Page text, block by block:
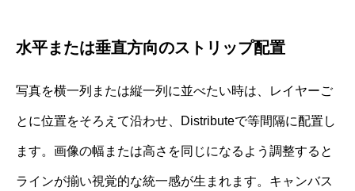
水平または垂直方向のストリップ配置
写真を横一列または縦一列に並べたい時は、レイヤーご
とに位置をそろえて沿わせ、Distributeで等間隔に配置し
ます。画像の幅または高さを同じになるよう調整すると
ラインが揃い視覚的な統一感が生まれます。キャンバス